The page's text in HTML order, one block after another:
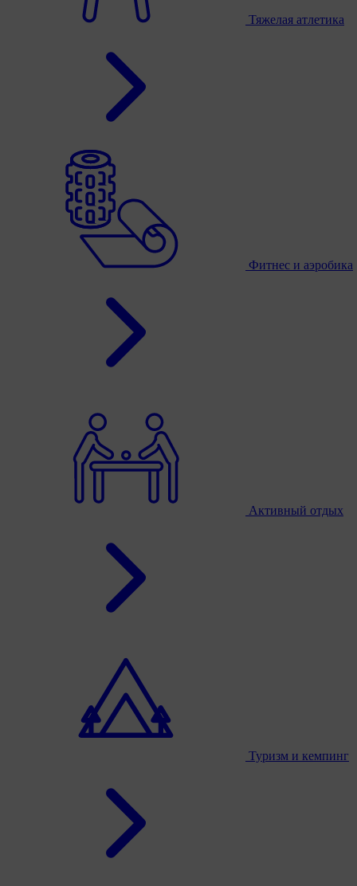
Тяжелая атлетика
Фитнес и аэробика
Активный отдых
Туризм и кемпинг